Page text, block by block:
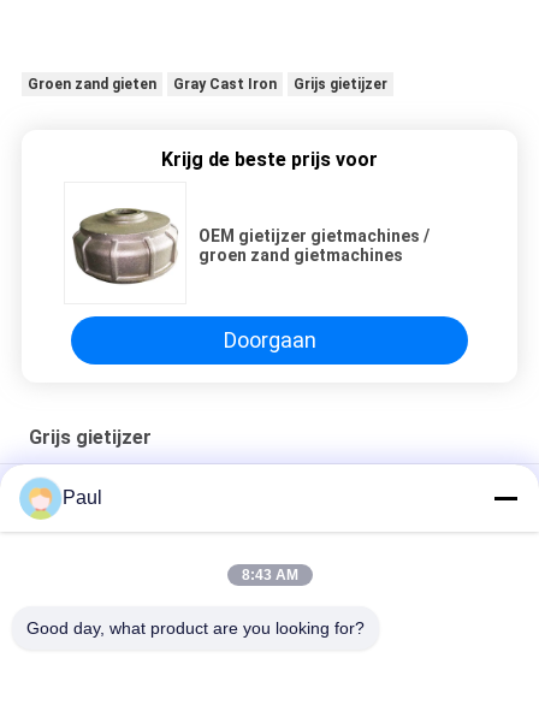
Groen zand gieten Gray Cast Iron Grijs gietijzer
Krijg de beste prijs voor
OEM gietijzer gietmachines /
groen zand gietmachines
Doorgaan
Grijs gietijzer
EN-GJL-300 Grijzige gietsand motor einddek
Gietijzeren zandgietonderdelen voor industriële machines
Opleggeronderstel Onderdelen Bladveer Voor Achter
Paul
8:43 AM
Good day, what product are you looking for?